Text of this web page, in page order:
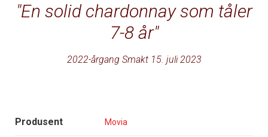
En solid chardonnay som tåler
7-8 år
2022-årgang Smakt 15. juli 2023
Produsent Movia